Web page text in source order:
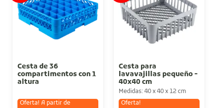
Cesta de 36
compartimentos con 1
altura
Oferta! A partir de
Cesta para
lavavajillas pequeño -
40x40 cm
Medidas: 40 x 40 x 12 cm
Oferta!